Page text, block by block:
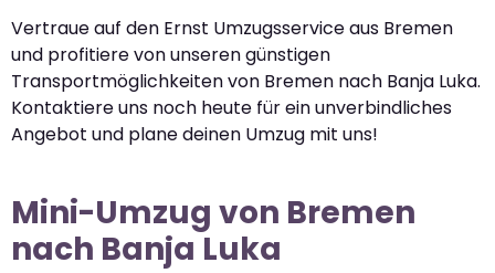
Vertraue auf den Ernst Umzugsservice aus Bremen
und profitiere von unseren günstigen
Transportmöglichkeiten von Bremen nach Banja Luka.
Kontaktiere uns noch heute für ein unverbindliches
Angebot und plane deinen Umzug mit uns!
Mini-Umzug von Bremen
nach Banja Luka